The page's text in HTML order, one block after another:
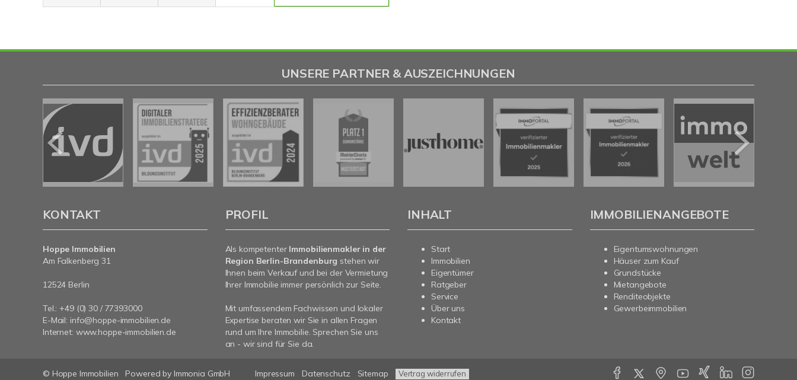
UNSERE PARTNER & AUSZEICHNUNGEN
KONTAKT
Hoppe Immobilien
Am Falkenberg 31
12524 Berlin
Tel.: +49 (0) 30 / 77393000
E-Mail: info@hoppe-immobilien.de
Internet: www.hoppe-immobilien.de
PROFIL
Als kompetenter Immobilienmakler in der
Region Berlin-Brandenburg stehen wir
Ihnen beim Verkauf und bei der Vermietung
Ihrer Immobilie immer persönlich zur Seite.
Mit umfassendem Fachwissen und lokaler
Expertise beraten wir Sie in allen Fragen
rund um Ihre Immobilie. Sprechen Sie uns
an - wir sind für Sie da.
INHALT
Start
Immobilien
Eigentümer
Ratgeber
Service
Über uns
Kontakt
IMMOBILIENANGEBOTE
Eigentumswohnungen
Häuser zum Kauf
Grundstücke
Mietangebote
Renditeobjekte
Gewerbeimmobilien
© Hoppe Immobilien Powered by Immonia GmbH Impressum Datenschutz Sitemap Vertrag widerrufen